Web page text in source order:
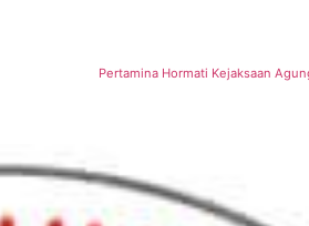
Pertamina Hormati Kejaksaan